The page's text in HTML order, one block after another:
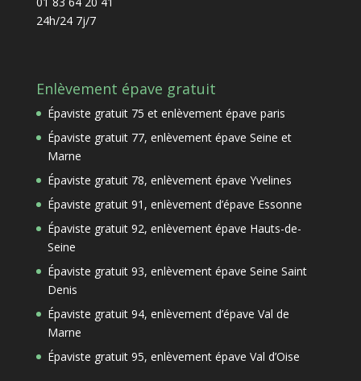
24h/24 7j/7
Enlèvement épave gratuit
Épaviste gratuit 75 et enlèvement épave paris
Épaviste gratuit 77, enlèvement épave Seine et
Marne
Épaviste gratuit 78, enlèvement épave Yvelines
Épaviste gratuit 91, enlèvement d’épave Essonne
Épaviste gratuit 92, enlèvement épave Hauts-de-
Seine
Épaviste gratuit 93, enlèvement épave Seine Saint
Denis
Épaviste gratuit 94, enlèvement d’épave Val de
Marne
Épaviste gratuit 95, enlèvement épave Val d’Oise